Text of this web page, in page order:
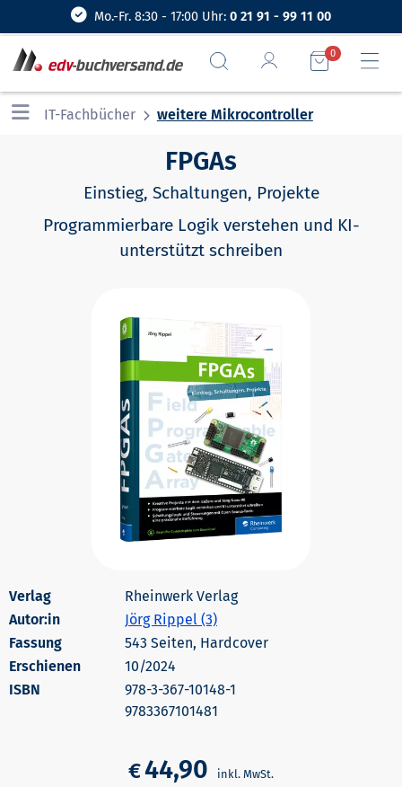
Mo.-Fr. 8:30 - 17:00 Uhr: 0 21 91 - 99 11 00
0
IT-Fachbücher weitere Mikrocontroller
FPGAs
Einstieg, Schaltungen, Projekte
Programmierbare Logik verstehen und KI-
unterstützt schreiben
Rheinwerk Verlag
Autor:in
Jörg Rippel (3)
543 Seiten, Hardcover
Erschienen
10/2024
978-3-367-10148-1
9783367101481
€44,90